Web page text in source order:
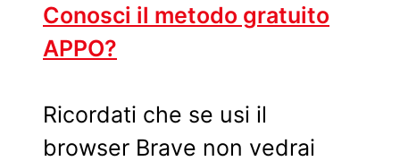
Conosci il metodo gratuito
APPO?
Ricordati che se usi il
browser Brave non vedrai